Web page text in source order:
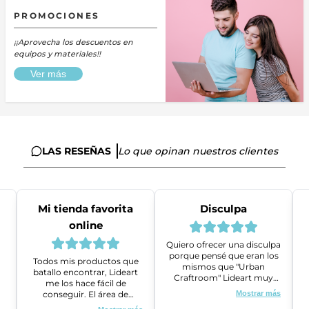
PROMOCIONES
¡¡Aprovecha los descuentos en
equipos y materiales!!
Ver más
LAS RESEÑAS Lo que opinan nuestros clientes
Mi tienda favorita
online
Todos mis productos que
batallo encontrar, Lideart
me los hace fácil de
conseguir. El área de
ventas es super amable y
Disculpa
Quiero ofrecer una disculpa
porque pensé que eran los
mismos que "Urban
Craftroom" Lideart muy
amables me ayudaron a
gestionar un problema que
Mostrar más